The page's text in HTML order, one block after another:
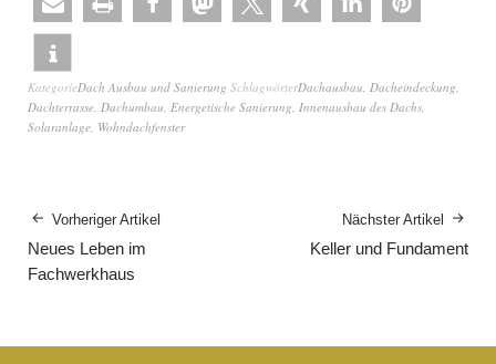
KategorieDach Ausbau und Sanierung SchlagwörterDachausbau, Dacheindeckung,
Dachterrasse, Dachumbau, Energetische Sanierung, Innenausbau des Dachs,
Solaranlage, Wohndachfenster
Vorheriger Artikel
Neues Leben im
Fachwerkhaus
Nächster Artikel
Keller und Fundament